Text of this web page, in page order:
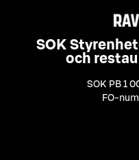
SOK
och
SOK PB 1
FO-